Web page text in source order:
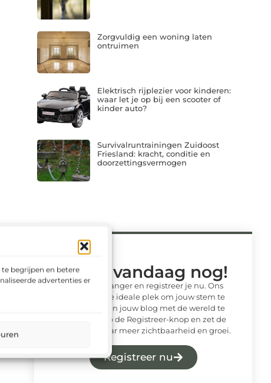
begrijpen en betere
advertenties en het
Zorgvuldig een woning laten
ontruimen
Elektrisch rijplezier voor kinderen:
waar let je op bij een scooter of
kinder auto?
Survivalruntrainingen Zuidoost
Friesland: kracht, conditie en
doorzettingsvermogen
Begin vandaag nog!
Wacht niet langer en registreer je nu. Ons
platform is de ideale plek om jouw stem te
laten horen en jouw blog met de wereld te
delen. Klik op de Registreer-knop en zet de
eerste stap naar meer zichtbaarheid en groei.
Registreer nu